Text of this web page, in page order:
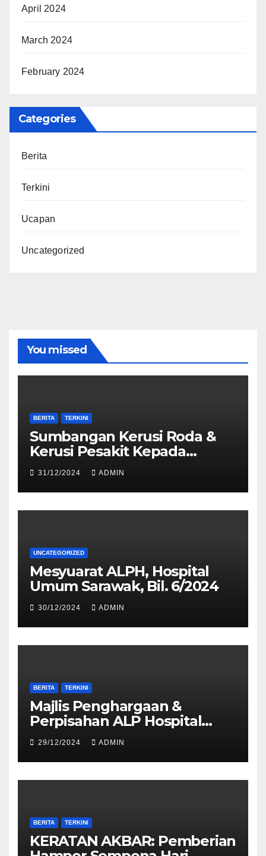
April 2024
March 2024
February 2024
Categories
Berita
Terkini
Ucapan
Uncategorized
You missed
BERITA TERKINI
Sumbangan Kerusi Roda &
Kerusi Pesakit Kepada
Hospital Umum Sarawak
31/12/2024 ADMIN
UNCATEGORIZED
Mesyuarat ALPH, Hospital
Umum Sarawak, Bil. 6/2024
30/12/2024 ADMIN
BERITA TERKINI
Majlis Penghargaan &
Perpisahan ALP Hospital
Umum Sarawak
29/12/2024 ADMIN
BERITA TERKINI
KERATAN AKBAR: Pemberian